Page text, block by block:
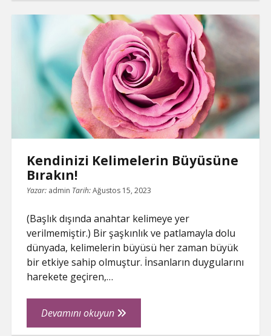
Büyüleyen
Şehirler
Kendinizi Kelimelerin Büyüsüne
Bırakın!
Yazar: admin Tarih:Ağustos 15, 2023
(Başlık dışında anahtar kelimeye yer
verilmemiştir.) Bir şaşkınlık ve patlamayla dolu
dünyada, kelimelerin büyüsü her zaman büyük
bir etkiye sahip olmuştur. İnsanların duygularını
harekete geçiren,…
Devamını okuyunKendinizi
Kelimelerin